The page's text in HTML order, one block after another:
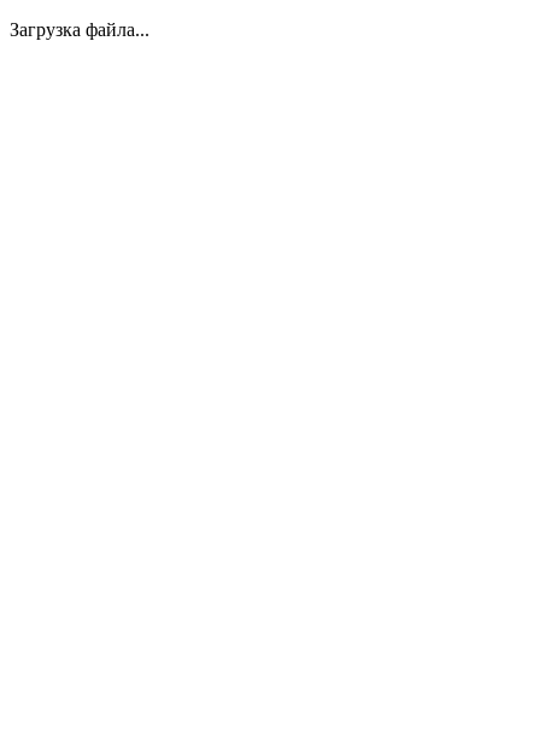
Загрузка файла...